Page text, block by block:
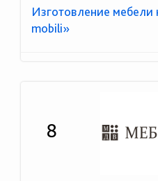
Изготовление мебели
mobili»
8